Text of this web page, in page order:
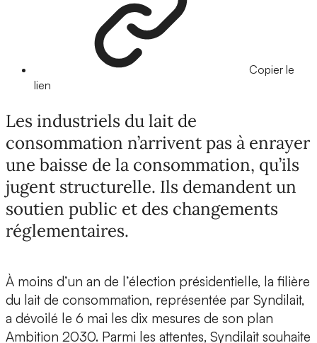
Copier le
lien
Les industriels du lait de
consommation n’arrivent pas à enrayer
une baisse de la consommation, qu’ils
jugent structurelle. Ils demandent un
soutien public et des changements
réglementaires.
À moins d’un an de l’élection présidentielle, la filière
du lait de consommation, représentée par Syndilait,
a dévoilé le 6 mai les dix mesures de son plan
Ambition 2030. Parmi les attentes, Syndilait souhaite